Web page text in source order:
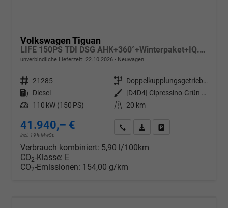
Volkswagen Tiguan
LIFE 150PS TDI DSG AHK+360°+Winterpaket+IQ.Drive+Alarm+ACC+App-Connect
unverbindliche Lieferzeit: 22.10.2026 Neuwagen
Fahrzeugnr. 21285 Getriebe
Doppelkupplungsgetriebe (DSG)
Kraftstoff Diesel Außenfarbe
[D4D4] Cipressino-Grün Metallic
Leistung 110 kW (150 PS) Kilometerstand 20 km
41.940,– €
incl. 19% MwSt.
Wir rufen Sie anPDF-Datei, Fahrzeugexposé
Verbrauch kombiniert: 5,90 l/100km
CO2-Klasse: E
CO2-Emissionen: 154,00 g/km